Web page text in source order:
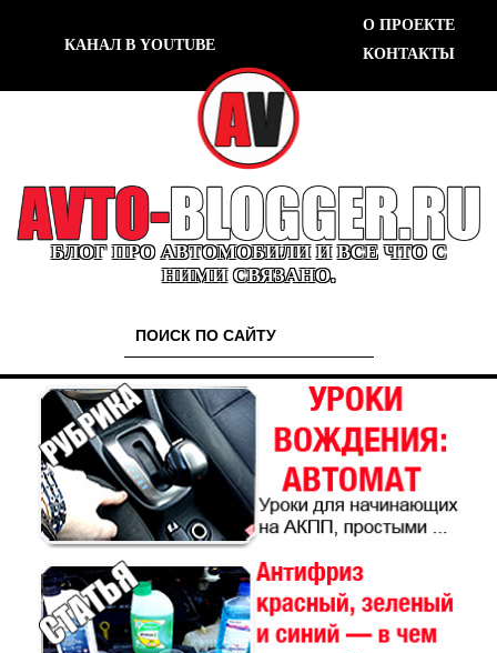
КАНАЛ В YOUTUBE
О ПРОЕКТЕ
КОНТАКТЫ
БЛОГ ПРО АВТОМОБИЛИ И ВСЕ ЧТО С
НИМИ СВЯЗАНО.